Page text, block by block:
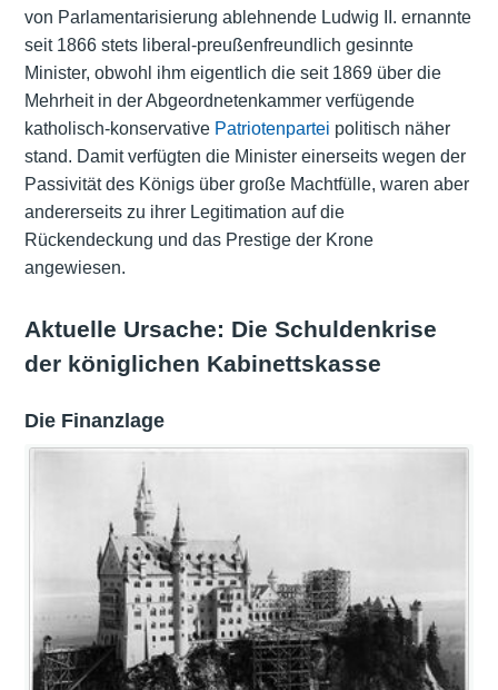
von Parlamentarisierung ablehnende Ludwig II. ernannte
seit 1866 stets liberal-preußenfreundlich gesinnte
Minister, obwohl ihm eigentlich die seit 1869 über die
Mehrheit in der Abgeordnetenkammer verfügende
katholisch-konservative Patriotenpartei politisch näher
stand. Damit verfügten die Minister einerseits wegen der
Passivität des Königs über große Machtfülle, waren aber
andererseits zu ihrer Legitimation auf die
Rückendeckung und das Prestige der Krone
angewiesen.
Aktuelle Ursache: Die Schuldenkrise
der königlichen Kabinettskasse
Die Finanzlage